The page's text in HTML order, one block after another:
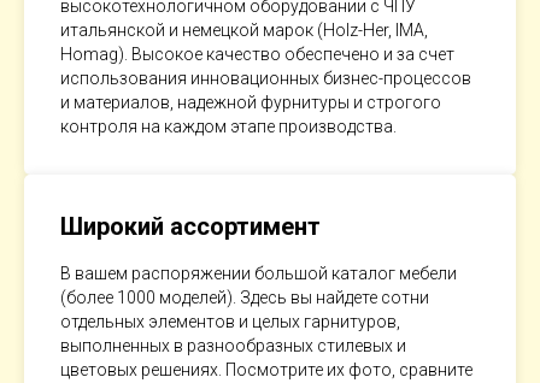
высокотехнологичном оборудовании с ЧПУ
итальянской и немецкой марок (Holz-Her, IMA,
Homag). Высокое качество обеспечено и за счет
использования инновационных бизнес-процессов
и материалов, надежной фурнитуры и строгого
контроля на каждом этапе производства.
Широкий ассортимент
В вашем распоряжении большой каталог мебели
(более 1000 моделей). Здесь вы найдете сотни
отдельных элементов и целых гарнитуров,
выполненных в разнообразных стилевых и
цветовых решениях. Посмотрите их фото, сравните